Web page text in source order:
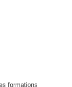
formations